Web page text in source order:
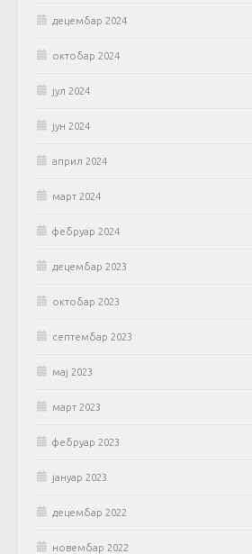
децембар 2024
октобар 2024
јул 2024
јун 2024
април 2024
март 2024
фебруар 2024
децембар 2023
октобар 2023
септембар 2023
мај 2023
март 2023
фебруар 2023
јануар 2023
децембар 2022
новембар 2022